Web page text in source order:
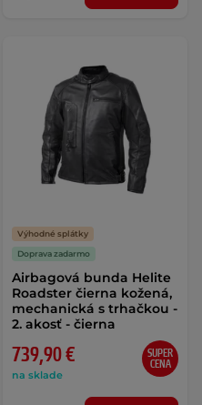
Výhodné splátky
Doprava zadarmo
Airbagová bunda Helite
Roadster čierna kožená,
mechanická s trhačkou -
2. akosť - čierna
739,90 €
na sklade
SUPER
CENA